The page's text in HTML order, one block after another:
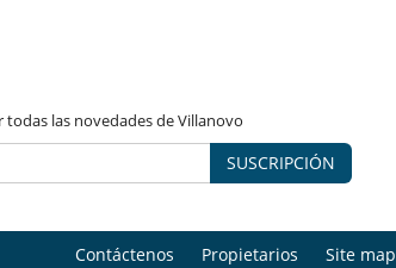
las novedades de Villanovo
SUSCRIPCIÓN
Contáctenos Propietarios Site map